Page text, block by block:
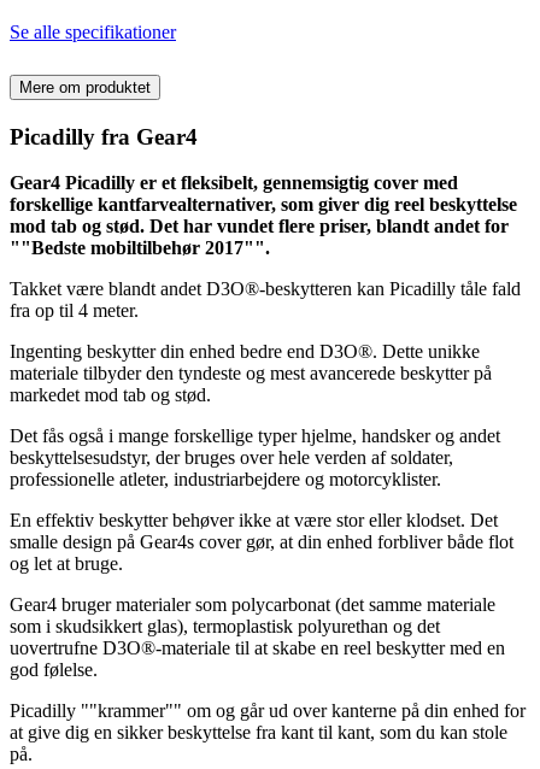
Se alle specifikationer
Mere om produktet
Picadilly fra Gear4
Gear4 Picadilly er et fleksibelt, gennemsigtig cover med
forskellige kantfarvealternativer, som giver dig reel beskyttelse
mod tab og stød. Det har vundet flere priser, blandt andet for
""Bedste mobiltilbehør 2017"".
Takket være blandt andet D3O®-beskytteren kan Picadilly tåle fald
fra op til 4 meter.
Ingenting beskytter din enhed bedre end D3O®. Dette unikke
materiale tilbyder den tyndeste og mest avancerede beskytter på
markedet mod tab og stød.
Det fås også i mange forskellige typer hjelme, handsker og andet
beskyttelsesudstyr, der bruges over hele verden af soldater,
professionelle atleter, industriarbejdere og motorcyklister.
En effektiv beskytter behøver ikke at være stor eller klodset. Det
smalle design på Gear4s cover gør, at din enhed forbliver både flot
og let at bruge.
Gear4 bruger materialer som polycarbonat (det samme materiale
som i skudsikkert glas), termoplastisk polyurethan og det
uovertrufne D3O®-materiale til at skabe en reel beskytter med en
god følelse.
Picadilly ""krammer"" om og går ud over kanterne på din enhed for
at give dig en sikker beskyttelse fra kant til kant, som du kan stole
på.